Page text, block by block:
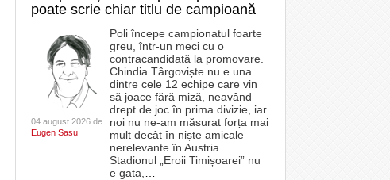
poate scrie chiar titlu de campioană
04 august 2026 de
Eugen Sasu
Poli începe campionatul foarte
greu, într-un meci cu o
contracandidată la promovare.
Chindia Târgoviște nu e una
dintre cele 12 echipe care vin
să joace fără miză, neavând
drept de joc în prima divizie, iar
noi nu ne-am măsurat forța mai
mult decât în niște amicale
nerelevante în Austria.
Stadionul „Eroii Timișoarei” nu
e gata,